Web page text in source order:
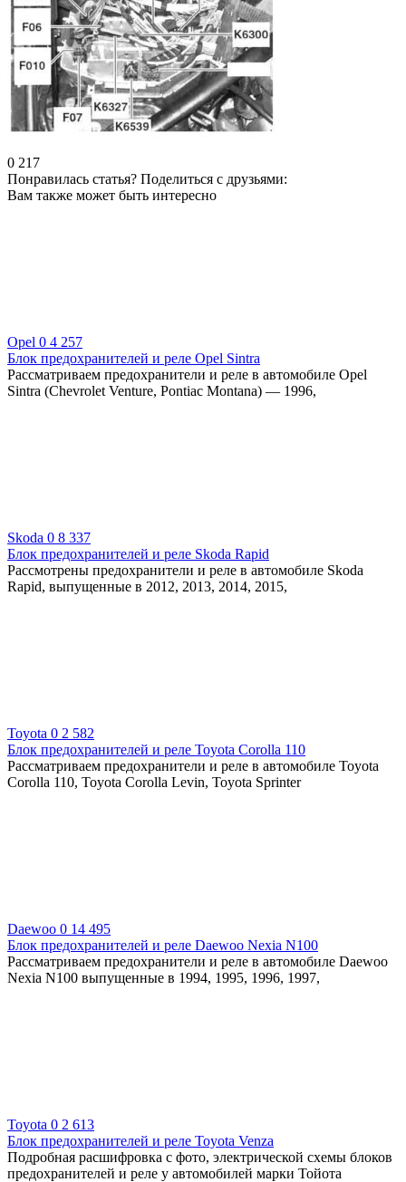
0 217
Понравилась статья? Поделиться с друзьями:
Вам также может быть интересно
Opel 0 4 257
Блок предохранителей и реле Opel Sintra
Рассматриваем предохранители и реле в автомобиле Opel
Sintra (Chevrolet Venture, Pontiac Montana) — 1996,
Skoda 0 8 337
Блок предохранителей и реле Skoda Rapid
Рассмотрены предохранители и реле в автомобиле Skoda
Rapid, выпущенные в 2012, 2013, 2014, 2015,
Toyota 0 2 582
Блок предохранителей и реле Toyota Corolla 110
Рассматриваем предохранители и реле в автомобиле Toyota
Corolla 110, Toyota Corolla Levin, Toyota Sprinter
Daewoo 0 14 495
Блок предохранителей и реле Daewoo Nexia N100
Рассматриваем предохранители и реле в автомобиле Daewoo
Nexia N100 выпущенные в 1994, 1995, 1996, 1997,
Toyota 0 2 613
Блок предохранителей и реле Toyota Venza
Подробная расшифровка с фото, электрической схемы блоков
предохранителей и реле у автомобилей марки Тойота